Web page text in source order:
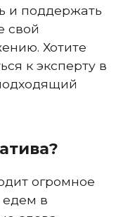
и поддержать
свой
Хотите
к эксперту в
огромное
в